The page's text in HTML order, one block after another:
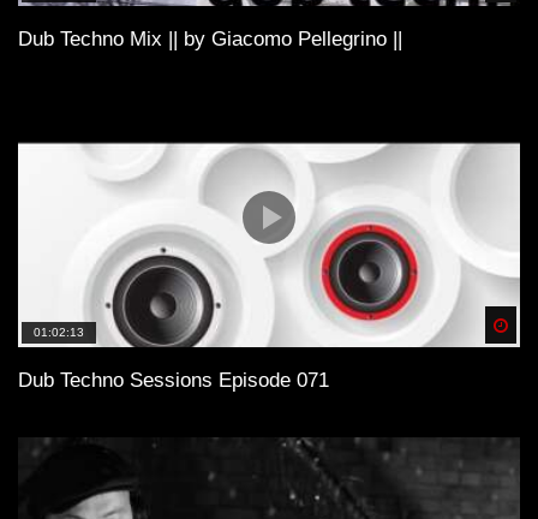
Dub Techno Mix || by Giacomo Pellegrino ||
01:02:13
Dub Techno Sessions Episode 071